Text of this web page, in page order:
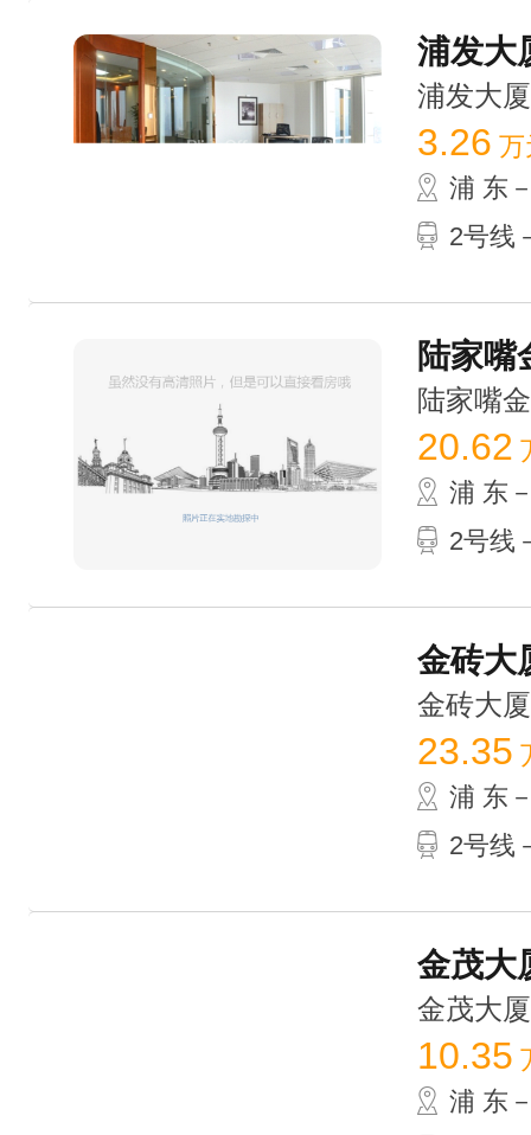
浦发大
浦发大
3.26 万
浦 东
2号线
陆家嘴
陆家嘴
20.62
浦 东
2号线
金砖大
金砖大
23.35
浦 东
2号线
金茂大
金茂大
10.35
浦 东